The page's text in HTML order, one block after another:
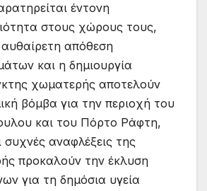
έντονη
στους χώρους τους,
αυθαίρετη απόθεση
και η δημιουργία
χωματερής αποτελούν
βόμβα για την περιοχή του
και του Πόρτο Ράφτη,
συχνές αναφλέξεις της
προκαλούν την έκλυση
για τη δημόσια υγεία